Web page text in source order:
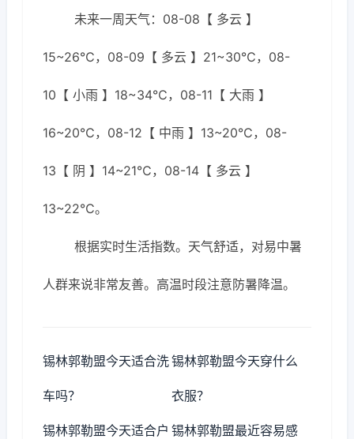
未来一周天气：08-08【 多云 】
15~26℃，08-09【 多云 】21~30℃，08-
10【 小雨 】18~34℃，08-11【 大雨 】
16~20℃，08-12【 中雨 】13~20℃，08-
13【 阴 】14~21℃，08-14【 多云 】
13~22℃。
根据实时生活指数。天气舒适，对易中暑
人群来说非常友善。高温时段注意防暑降温。
锡林郭勒盟今天适合洗
车吗？
锡林郭勒盟今天穿什么
衣服？
锡林郭勒盟今天适合户 锡林郭勒盟最近容易感